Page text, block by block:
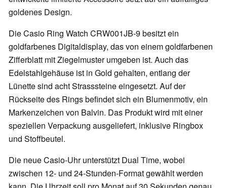
goldenes Design.
Die Casio Ring Watch CRW001JB-9 besitzt ein
goldfarbenes Digitaldisplay, das von einem goldfarbenen
Zifferblatt mit Ziegelmuster umgeben ist. Auch das
Edelstahlgehäuse ist in Gold gehalten, entlang der
Lünette sind acht Strasssteine eingesetzt. Auf der
Rückseite des Rings befindet sich ein Blumenmotiv, ein
Markenzeichen von Balvin. Das Produkt wird mit einer
speziellen Verpackung ausgeliefert, inklusive Ringbox
und Stoffbeutel.
Die neue Casio-Uhr unterstützt Dual Time, wobei
zwischen 12- und 24-Stunden-Format gewählt werden